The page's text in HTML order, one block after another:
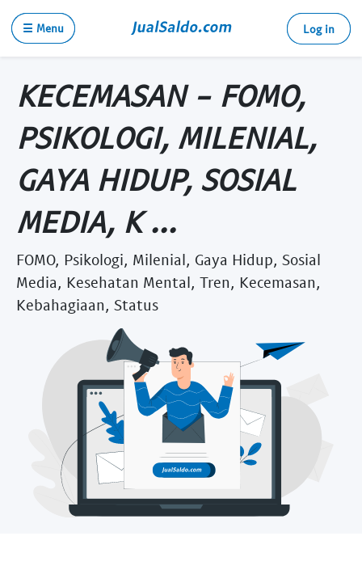
☰ Menu Log in
KECEMASAN - FOMO,
PSIKOLOGI, MILENIAL,
GAYA HIDUP, SOSIAL
MEDIA, K ...
FOMO, Psikologi, Milenial, Gaya Hidup, Sosial
Media, Kesehatan Mental, Tren, Kecemasan,
Kebahagiaan, Status